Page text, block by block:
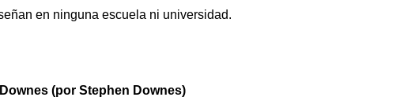
en ninguna escuela ni universidad.
(por Stephen Downes)